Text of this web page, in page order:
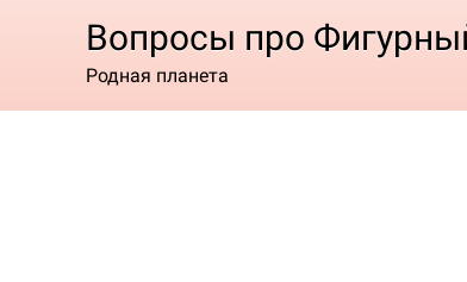
Вопросы про
Родная планета